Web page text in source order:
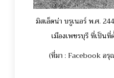
มิสเอ็ดน่า บรูเนอร์ พ.ศ.
เมืองเพชรบุรี ที่เป็นที่
(ที่มา : Facebook อรุ